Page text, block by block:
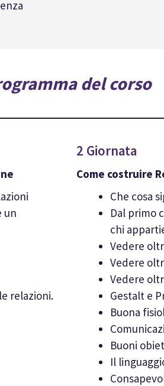
del corso
un
relazioni.
2 Giornata
Come costruire
Che cosa
Dal primo
chi
Vedere
Vedere
Vedere
Gestalt e
Buona
Buoni
Il